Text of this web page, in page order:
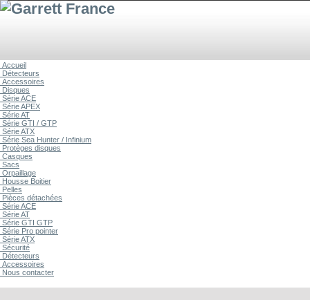
Accueil
Détecteurs
Accessoires
Disques
Série ACE
Série APEX
Série AT
Série GTI / GTP
Série ATX
Série Sea Hunter / Infinium
Protèges disques
Casques
Sacs
Orpaillage
Housse Boitier
Pelles
Pièces détachées
Série ACE
Série AT
Série GTI GTP
Série Pro pointer
Série ATX
Sécurité
Détecteurs
Accessoires
Nous contacter